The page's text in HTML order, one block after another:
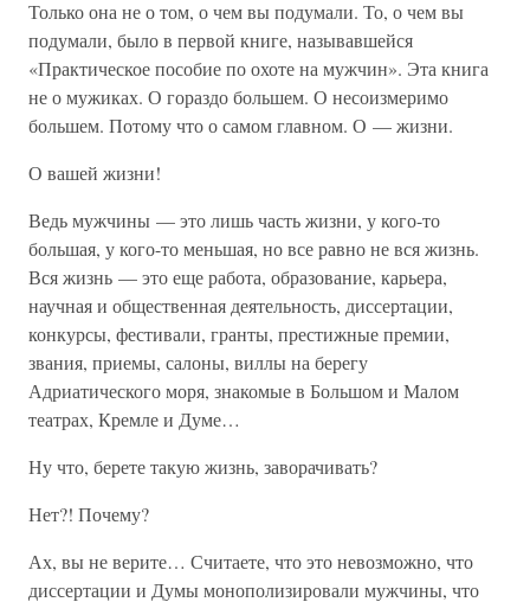
Только она не о том, о чем вы подумали. То, о чем вы
подумали, было в первой книге, называвшейся
«Практическое пособие по охоте на мужчин». Эта книга
не о мужиках. О гораздо большем. О несоизмеримо
большем. Потому что о самом главном. О — жизни.
О вашей жизни!
Ведь мужчины — это лишь часть жизни, у кого-то
большая, у кого-то меньшая, но все равно не вся жизнь.
Вся жизнь — это еще работа, образование, карьера,
научная и общественная деятельность, диссертации,
конкурсы, фестивали, гранты, престижные премии,
звания, приемы, салоны, виллы на берегу
Адриатического моря, знакомые в Большом и Малом
театрах, Кремле и Думе…
Ну что, берете такую жизнь, заворачивать?
Нет?! Почему?
Ах, вы не верите… Считаете, что это невозможно, что
диссертации и Думы монополизировали мужчины, что